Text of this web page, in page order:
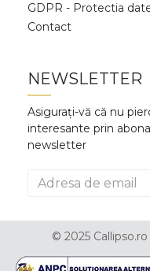
GDPR - Protectia
Contact
NEWSLETTER
Asigurați-vă că nu
interesante prin
newsletter
© 2025